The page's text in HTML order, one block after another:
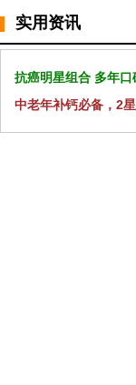
实用资讯
抗癌明星组合 多年
中老年补钙必备，2